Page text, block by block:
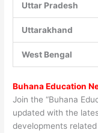
Uttar Pradesh
Uttarakhand
West Bengal
Buhana Education
Join the “Buhana
updated with the
developments